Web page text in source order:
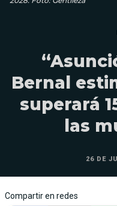
Bernal
superará
las
26 DE
Compartir en redes